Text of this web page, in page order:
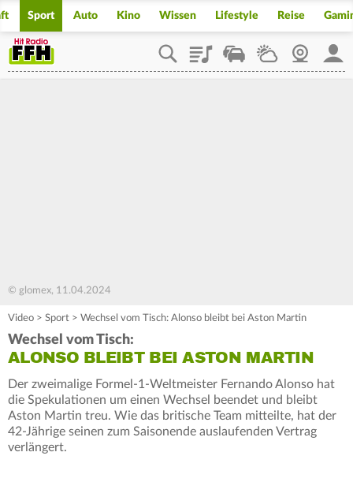
Sport Auto Kino Wissen Lifestyle Reise
PlaylistStaupilotWetterWebcam
© glomex, 11.04.2024
Video > Sport > Wechsel vom Tisch: Alonso bleibt bei Aston Martin
Wechsel vom Tisch:
ALONSO BLEIBT BEI ASTON MARTIN
Der zweimalige Formel-1-Weltmeister Fernando Alonso hat
die Spekulationen um einen Wechsel beendet und bleibt
Aston Martin treu. Wie das britische Team mitteilte, hat der
42-Jährige seinen zum Saisonende auslaufenden Vertrag
verlängert.